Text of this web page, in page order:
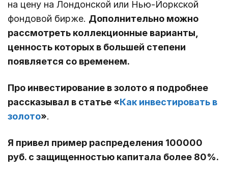
на цену на Лондонской или Нью-Йоркской
фондовой бирже. Дополнительно можно
рассмотреть коллекционные варианты,
ценность которых в большей степени
появляется со временем.
Про инвестирование в золото я подробнее
рассказывал в статье «Как инвестировать в
золото».
Я привел пример распределения 100000
руб. с защищенностью капитала более 80%.